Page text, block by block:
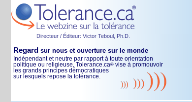
Directeur / Éditeur: Victor Teboul, Ph.D.
Regard sur nous et ouverture sur le monde
Indépendant et neutre par rapport à toute orientation
politique ou religieuse, Tolerance.ca® vise à promouvoir
les grands principes démocratiques
sur lesquels repose la tolérance.